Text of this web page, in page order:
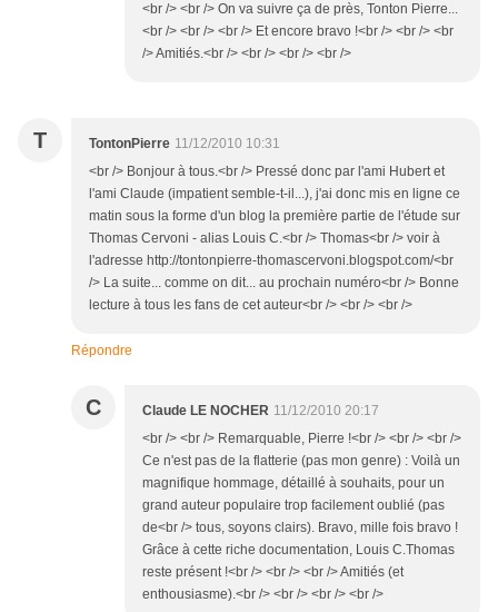
<br /> <br /> On va suivre ça de près, Tonton Pierre...
<br /> <br /> <br /> Et encore bravo !<br /> <br /> <br
/> Amitiés.<br /> <br /> <br /> <br />
T TontonPierre 11/12/2010 10:31
<br /> Bonjour à tous.<br /> Pressé donc par l'ami Hubert et
l'ami Claude (impatient semble-t-il...), j'ai donc mis en ligne ce
matin sous la forme d'un blog la première partie de l'étude sur
Thomas Cervoni - alias Louis C.<br /> Thomas<br /> voir à
l'adresse http://tontonpierre-thomascervoni.blogspot.com/<br
/> La suite... comme on dit... au prochain numéro<br /> Bonne
lecture à tous les fans de cet auteur<br /> <br /> <br />
Répondre
C Claude LE NOCHER 11/12/2010 20:17
<br /> <br /> Remarquable, Pierre !<br /> <br /> <br />
Ce n'est pas de la flatterie (pas mon genre) : Voilà un
magnifique hommage, détaillé à souhaits, pour un
grand auteur populaire trop facilement oublié (pas
de<br /> tous, soyons clairs). Bravo, mille fois bravo !
Grâce à cette riche documentation, Louis C.Thomas
reste présent !<br /> <br /> <br /> Amitiés (et
enthousiasme).<br /> <br /> <br /> <br />